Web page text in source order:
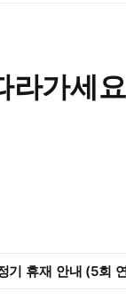
라가세요
휴재 안내 (5회